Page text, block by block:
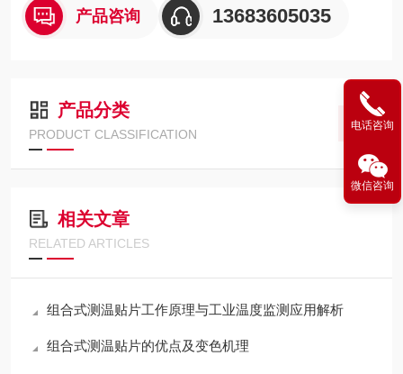
产品咨询 13683605035
产品分类
PRODUCT CLASSIFICATION
相关文章
RELATED ARTICLES
组合式测温贴片工作原理与工业温度监测应用解析
组合式测温贴片的优点及变色机理
电话咨询
微信咨询